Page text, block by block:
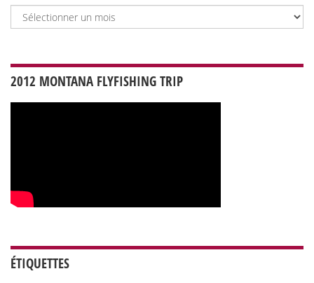
Archives
2012 MONTANA FLYFISHING TRIP
ÉTIQUETTES